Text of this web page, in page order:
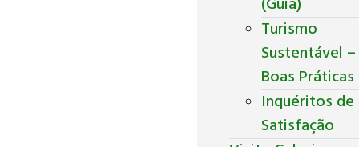
Turismo
Sustentável –
Boas Práticas
Inquéritos de
Satisfação